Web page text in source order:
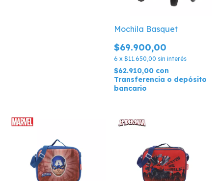
Mochila Basquet
$69.900,00
6 x $11.650,00 sin interés
$62.910,00 con
Transferencia o depósito
bancario